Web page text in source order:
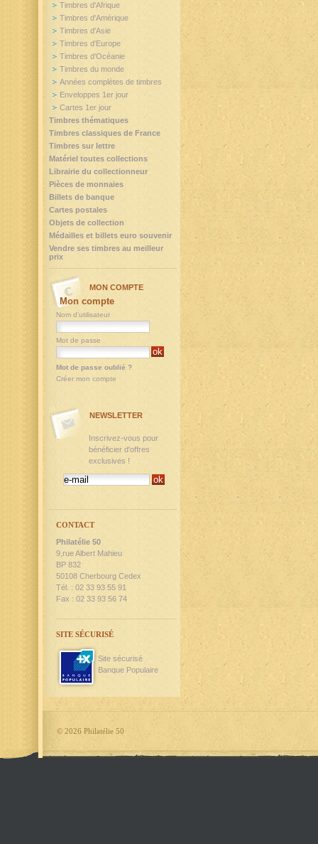
Timbres d'Afrique
Timbres d'Amérique
Timbres d'Asie
Timbres d'Europe
Timbres d'Océanie
Timbres du monde
Années complètes de timbres
Enveloppes 1er jour
Cartes 1er jour
Timbres thématiques
Timbres classiques de France
Timbres sur lettre
Matériel toutes collections
Librairie du collectionneur
Pièces de monnaies
Billets de banque
Cartes postales
Objets de collection
Médailles et billets euro souvenir
Vendre ses timbres au meilleur
prix
MON COMPTE
Mon compte
Nom d'utilisateur
Mot de passe
Mot de passe oublié ?
Créer mon compte
NEWSLETTER
Inscrivez-vous pour
bénéficier d'offres
exclusives !
CONTACT
Philatélie 50
9,rue Albert Mahieu
BP 832
50108 Cherbourg Cedex
Tél. : 02 33 93 55 91
Fax : 02 33 93 56 74
SITE SÉCURISÉ
Site sécurisé
Banque Populaire
© 2026 Philatélie 50